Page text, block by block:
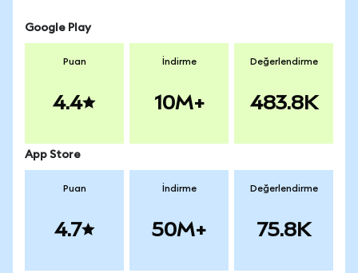
Google Play
Puan
4.4
İndirme
10M+
Değerlendirme
483.8K
App Store
Puan
4.7
İndirme
50M+
Değerlendirme
75.8K